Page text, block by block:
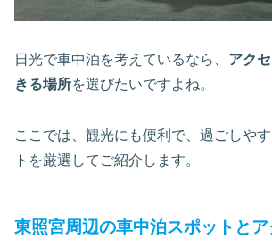
日光で車中泊を考えているなら、 アク
きる場所を選びたいですよね。
ここでは、観光にも便利で、過ごしや
トを厳選してご紹介します。
東照宮周辺の車中泊スポットとア